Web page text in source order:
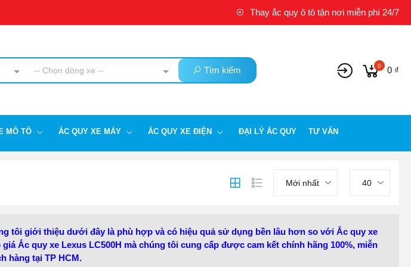
Thay ắc quy ô tô tận nơi miễn phí 24/7
-- Chọn dòng xe -- Tìm kiếm 0 0 ₫
MÔ TÔ ẮC QUY XE MÁY ẮC QUY XE ĐIỆN ĐẠI LÝ ẮC QUY TƯ VẤN
Mới nhất 40
tôi giới thiệu dưới đây là phù hợp và có hiệu quả sử dụng bền lâu hơn so với Ắc quy xe
Ắc quy xe Lexus LC500H mà chúng tôi cung cấp được cam kết chính hãng 100%, miễn
hàng tại TP HCM.